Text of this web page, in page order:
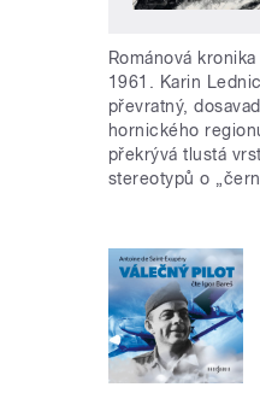
Románová
1961. Karin
převratný,
hornického
překrývá tlustá
stereotypů o